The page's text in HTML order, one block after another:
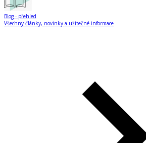
Blog - přehled
Všechny články, novinky a užitečné informace